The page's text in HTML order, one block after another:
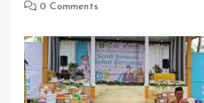
0 Comments